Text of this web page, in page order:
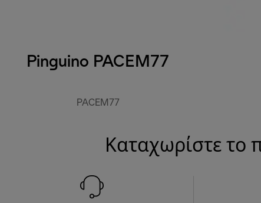
Pinguino PACEM77
PACEM77
Καταχωρίστε το